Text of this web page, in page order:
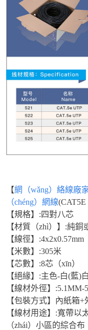
【網（wǎng）絡線廠
（chéng）網線
【規格】:四對八芯
【材質（zhì）】:純
【線徑】:4x2x0.57mm
【米數】:305米
【芯數】:8芯（xīn）
【絕緣】:主色-白(藍)
【線材外徑】
【包裝方式】內紙箱
【線材用途】:寬帶以
（zhái）小區的綜合